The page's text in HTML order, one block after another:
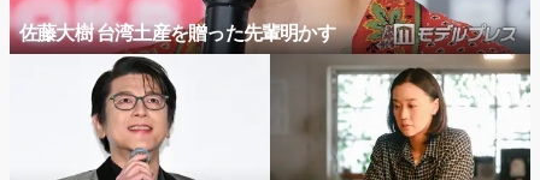
佐藤大樹 台湾土産を贈った先輩明かす